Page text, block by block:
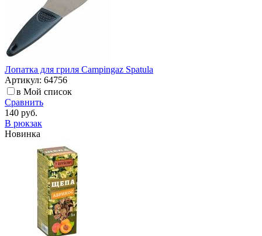
Лопатка для гриля Campingaz Spatula
Артикул: 64756
в Мой список
Сравнить
140 руб.
В рюкзак
Новинка